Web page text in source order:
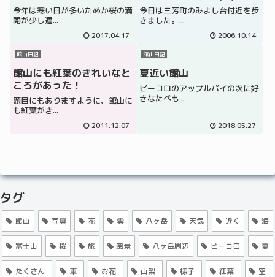
今年は寒い日が多いためか桜の満
開が少し遅...
2017.04.17
今日は三芳町のみよし台付近を歩
きました。...
2006.10.14
館山日記
館山にも紅葉のきれいなと
ころがあった！
題目にもありますように、館山に
も紅葉がき...
2011.12.07
館山日記
夏近い館山
ピーコロのアップルパイの次に好
きなたべも...
2018.05.27
タグ
館山 写真 花 雲 八ヶ岳 天気 近く 海
富士山 桜 旅 風景 八ヶ岳周辺 ピーコロ 夏
たくさん 車 お花 山梨 様子 紅葉 空